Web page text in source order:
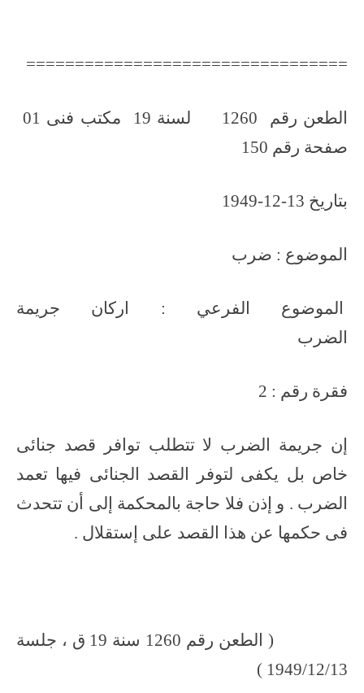
=================================
صفحة رقم 150
بتاريخ 13-12-1949
الموضوع : ضرب
الموضوع الفرعي : اركان جريمة
الضرب
فقرة رقم : 2
إن جريمة الضرب لا تتطلب توافر قصد جنائى
خاص بل يكفى لتوفر القصد الجنائى فيها تعمد
الضرب . و إذن فلا حاجة بالمحكمة إلى أن تتحدث
فى حكمها عن هذا القصد على إستقلال .
( الطعن رقم 1260 سنة 19 ق ، جلسة
1949/12/13 )